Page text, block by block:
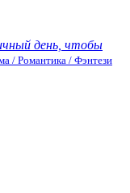
день, чтобы
/ Романтика / Фэнтези